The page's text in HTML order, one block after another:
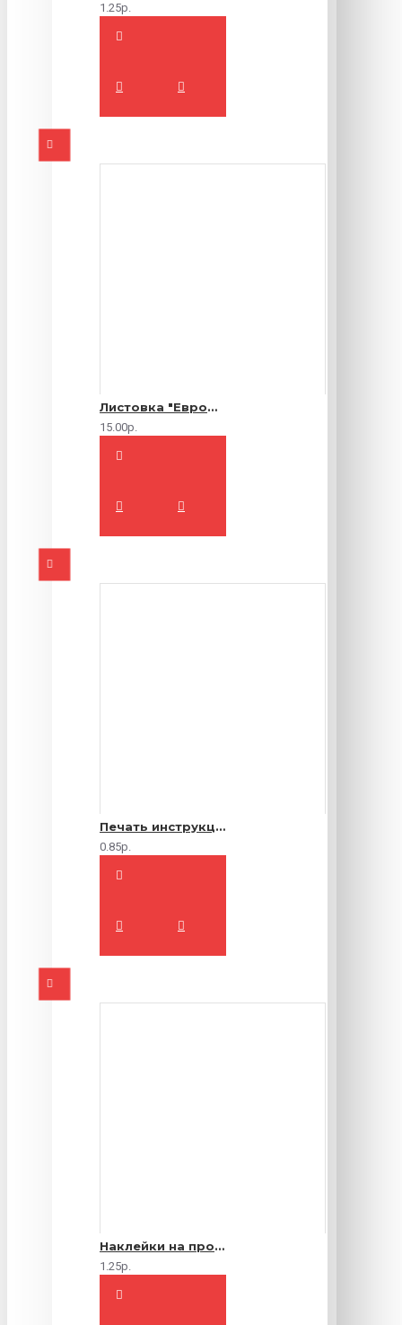
1.25р.
Листовка "Еврофлаер" (цветная с двух сторон)
15.00р.
Печать инструкций по эксплуатации
0.85р.
Наклейки на продукты
1.25р.